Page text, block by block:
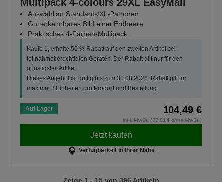
Multipack 4-colours 29XL EasyMail
Auswahl an Standard-/XL-Patronen
Gut erkennbares Bild einer Erdbeere
Praktisches 4-Farben-Multipack
Kaufe 1, erhalte 50 % Rabatt auf den zweiten Artikel bei
teilnahmeberechtigten Geräten. Der Rabatt gilt nur für den
günstigsten Artikel.
Dieses Angebot ist gültig bis zum 30.08.2026. Rabatt gilt für
maximal 3 Einheiten pro Produkt und Bestellung.
Auf Lager 104,49 €
inkl. MwSt. (87,81 € ohne MwSt.)
Jetzt kaufen
Verfügbarkeit in Ihrer Nähe
Zeige 1 - 15 von 396 Artikeln